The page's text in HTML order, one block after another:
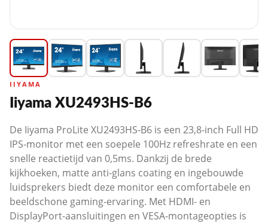
IIYAMA
Iiyama XU2493HS-B6
De Iiyama ProLite XU2493HS-B6 is een 23,8-inch Full HD
IPS-monitor met een soepele 100Hz refreshrate en een
snelle reactietijd van 0,5ms. Dankzij de brede
kijkhoeken, matte anti-glans coating en ingebouwde
luidsprekers biedt deze monitor een comfortabele en
beeldschone gaming-ervaring. Met HDMI- en
DisplayPort-aansluitingen en VESA-montageopties is